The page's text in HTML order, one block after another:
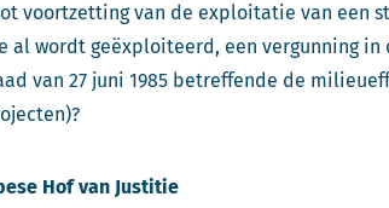
voortzetting van de exploitatie van een
al wordt geëxploiteerd, een vergunning in
van 27 juni 1985 betreffende de
Hof van Justitie